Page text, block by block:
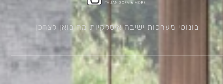
בונוטי מערכות ישיבה איטלקיות מהיבואן לצרכן